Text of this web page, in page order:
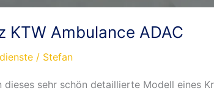
KTW Ambulance ADAC
/ Stefan
sehr schön detaillierte Modell eines